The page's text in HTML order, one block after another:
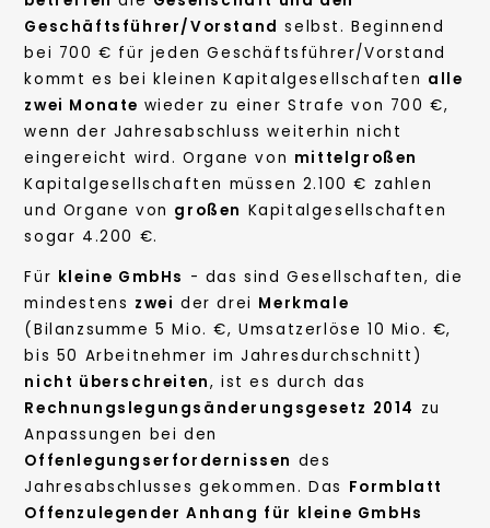
Geschäftsführer/Vorstand selbst. Beginnend
bei 700 € für jeden Geschäftsführer/Vorstand
kommt es bei kleinen Kapitalgesellschaften alle
zwei Monate wieder zu einer Strafe von 700 €,
wenn der Jahresabschluss weiterhin nicht
eingereicht wird. Organe von mittelgroßen
Kapitalgesellschaften müssen 2.100 € zahlen
und Organe von großen Kapitalgesellschaften
sogar 4.200 €.
Für kleine GmbHs - das sind Gesellschaften, die
mindestens zwei der drei Merkmale
(Bilanzsumme 5 Mio. €, Umsatzerlöse 10 Mio. €,
bis 50 Arbeitnehmer im Jahresdurchschnitt)
nicht überschreiten, ist es durch das
Rechnungslegungsänderungsgesetz 2014 zu
Anpassungen bei den
Offenlegungserfordernissen des
Jahresabschlusses gekommen. Das Formblatt
Offenzulegender Anhang für kleine GmbHs